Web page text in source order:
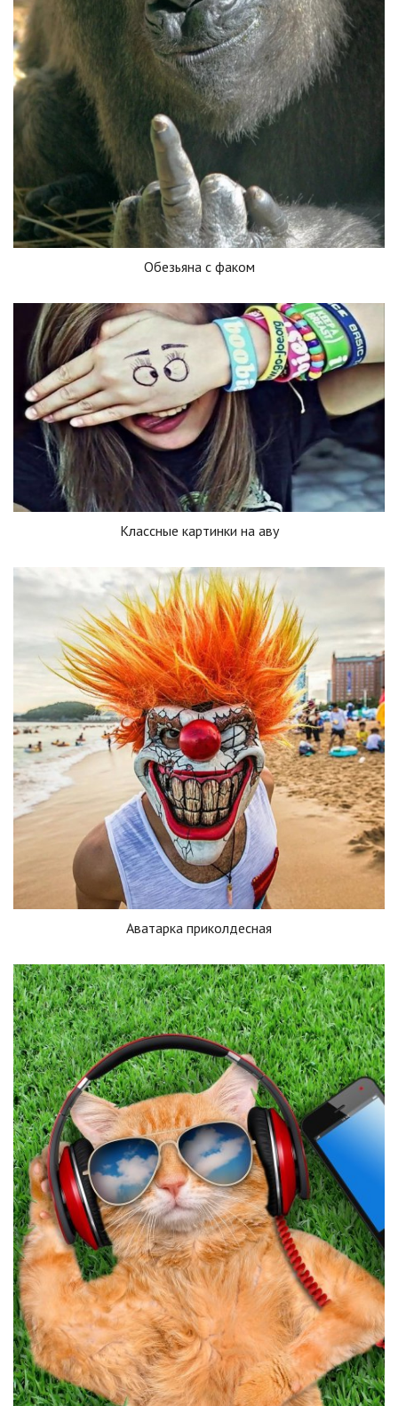
Обезьяна с факом
Классные картинки на аву
Аватарка приколдесная